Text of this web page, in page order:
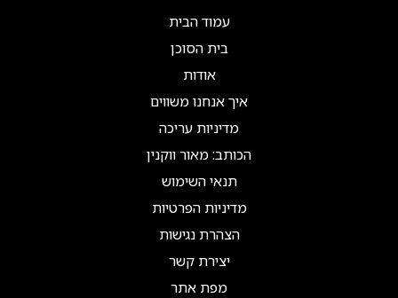
עמוד הבית
בית הסוכן
אודות
איך אנחנו משווים
מדיניות עריכה
הכותב: מאור ווקנין
תנאי השימוש
מדיניות הפרטיות
הצהרת נגישות
יצירת קשר
מפת אתר